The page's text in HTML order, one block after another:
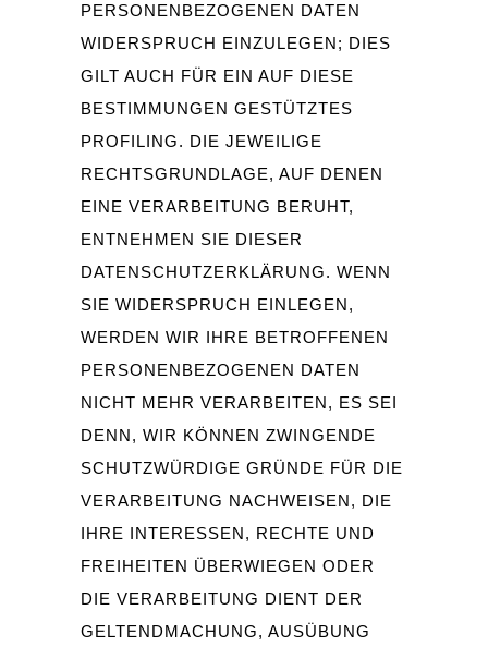
PERSONENBEZOGENEN DATEN
WIDERSPRUCH EINZULEGEN; DIES
GILT AUCH FÜR EIN AUF DIESE
BESTIMMUNGEN GESTÜTZTES
PROFILING. DIE JEWEILIGE
RECHTSGRUNDLAGE, AUF DENEN
EINE VERARBEITUNG BERUHT,
ENTNEHMEN SIE DIESER
DATENSCHUTZERKLÄRUNG. WENN
SIE WIDERSPRUCH EINLEGEN,
WERDEN WIR IHRE BETROFFENEN
PERSONENBEZOGENEN DATEN
NICHT MEHR VERARBEITEN, ES SEI
DENN, WIR KÖNNEN ZWINGENDE
SCHUTZWÜRDIGE GRÜNDE FÜR DIE
VERARBEITUNG NACHWEISEN, DIE
IHRE INTERESSEN, RECHTE UND
FREIHEITEN ÜBERWIEGEN ODER
DIE VERARBEITUNG DIENT DER
GELTENDMACHUNG, AUSÜBUNG